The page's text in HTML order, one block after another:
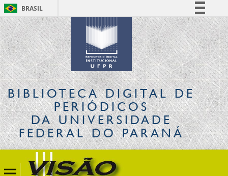
BRASIL
Simplifique!
Comunica BR
Participe
Acesso à informação
Legislação
Canais
BIBLIOTECA DIGITALDE
PERIÓDICOS
DA UNIVERSIDADE
FEDERAL DO PARANÁ